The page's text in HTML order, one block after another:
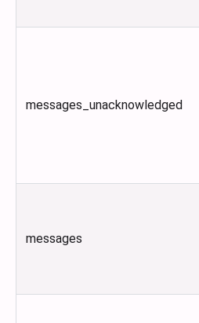
messages_unacknowledged
messages